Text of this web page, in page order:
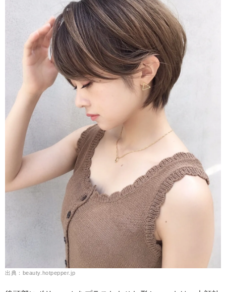
出典：beauty.hotpepper.jp